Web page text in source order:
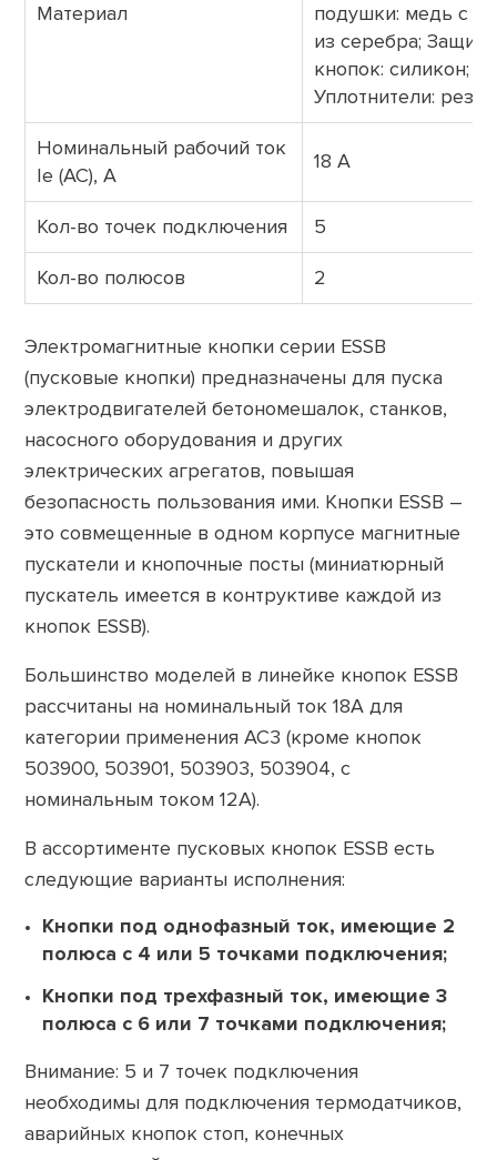
Материал
подушки: медь с
из серебра; Защита
кнопок: силикон;
Уплотнители:
Номинальный рабочий ток
Ie (AC), А
18 А
Кол-во точек подключения 5
Кол-во полюсов 2
Электромагнитные кнопки серии ESSB
(пусковые кнопки) предназначены для пуска
электродвигателей бетономешалок, станков,
насосного оборудования и других
электрических агрегатов, повышая
безопасность пользования ими. Кнопки ESSB –
это совмещенные в одном корпусе магнитные
пускатели и кнопочные посты (миниатюрный
пускатель имеется в контруктиве каждой из
кнопок ESSB).
Большинство моделей в линейке кнопок ESSB
рассчитаны на номинальный ток 18А для
категории применения AC3 (кроме кнопок
503900, 503901, 503903, 503904, с
номинальным током 12А).
В ассортименте пусковых кнопок ESSB есть
следующие варианты исполнения:
Кнопки под однофазный ток, имеющие 2
полюса с 4 или 5 точками подключения;
Кнопки под трехфазный ток, имеющие 3
полюса с 6 или 7 точками подключения;
Внимание: 5 и 7 точек подключения
необходимы для подключения термодатчиков,
аварийных кнопок стоп, конечных